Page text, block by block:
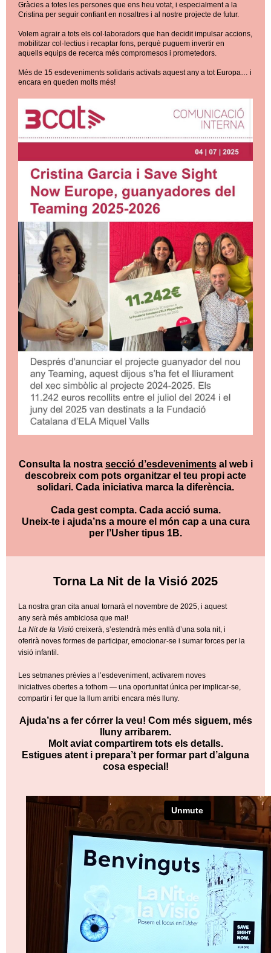
Gràcies a totes les persones que ens heu votat, i especialment a la
Cristina per seguir confiant en nosaltres i al nostre projecte de futur.
Volem agrair a tots els col·laboradors que han decidit impulsar accions,
mobilitzar col·lectius i recaptar fons, perquè puguem invertir en
aquells equips de recerca més compromesos i prometedors.
Més de 15 esdeveniments solidaris activats aquest any a tot Europa… i
encara en queden molts més!
Consulta la nostra secció d’esdevenimentsal web i
descobreix com pots organitzar el teu propi acte
solidari. Cada iniciativa marca la diferència.
Cada gest compta. Cada acció suma.
Uneix-te i ajuda’ns a moure el món cap a una cura
per l’Usher tipus 1B.
Torna La Nit de la Visió 2025
La nostra gran cita anual tornarà el novembre de 2025, i aquest
any serà més ambiciosa que mai!
La Nit de la Visió creixerà, s’estendrà més enllà d’una sola nit, i
oferirà noves formes de participar, emocionar-se i sumar forces per la
visió infantil.
Les setmanes prèvies a l’esdeveniment, activarem noves
iniciatives obertes a tothom — una oportunitat única per implicar-se,
compartir i fer que la llum arribi encara més lluny.
Ajuda’ns a fer córrer la veu! Com més siguem, més
lluny arribarem.
Molt aviat compartirem tots els detalls.
Estigues atent i prepara’t per formar part d’alguna
cosa especial!